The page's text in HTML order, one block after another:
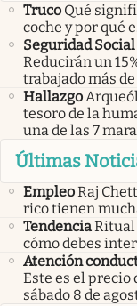
Truco Qué
coche y por qué
Seguridad Social
Reducirán un
trabajado más
Hallazgo
tesoro de la
una de las 7
Últimas
EmpleoRaj
rico tienen
TendenciaRitual
cómo debes
Atención
Este es el precio
sábado 8 de